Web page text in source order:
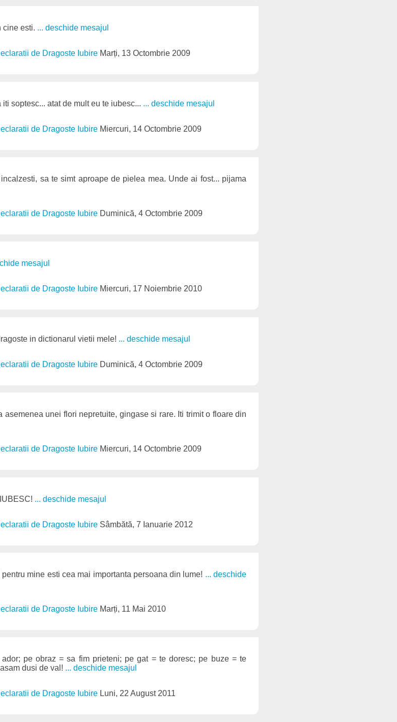
cine esti. ... deschide mesajul
de Dragoste Iubire Marți, 13 Octombrie 2009
soptesc... atat de mult eu te iubesc... ... deschide mesajul
de Dragoste Iubire Miercuri, 14 Octombrie 2009
sa te simt aproape de pielea mea. Unde ai fost... pijama
de Dragoste Iubire Duminică, 4 Octombrie 2009
mesajul
de Dragoste Iubire Miercuri, 17 Noiembrie 2010
in dictionarul vietii mele! ... deschide mesajul
de Dragoste Iubire Duminică, 4 Octombrie 2009
asemenea unei flori nepretuite, gingase si rare. Iti trimit o floare din
de Dragoste Iubire Miercuri, 14 Octombrie 2009
... deschide mesajul
de Dragoste Iubire Sâmbătă, 7 Ianuarie 2012
mine esti cea mai importanta persoana din lume! ... deschide
de Dragoste Iubire Marți, 11 Mai 2010
pe obraz = sa fim prieteni; pe gat = te doresc; pe buze = te
dusi de val! ... deschide mesajul
de Dragoste Iubire Luni, 22 August 2011